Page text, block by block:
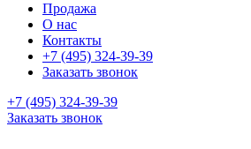
Продажа
О нас
Контакты
+7 (495) 324-39-39
Заказать звонок
+7 (495) 324-39-39
Заказать звонок